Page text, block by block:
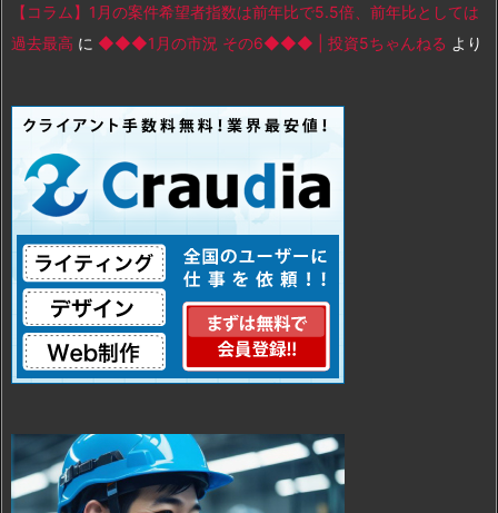
【コラム】1月の案件希望者指数は前年比で5.5倍、前年比としては
過去最高 に ◆◆◆1月の市況 その6◆◆◆ | 投資5ちゃんねる より